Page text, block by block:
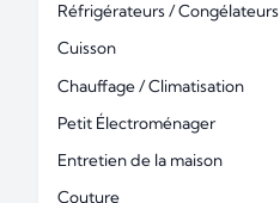
Réfrigérateurs / Congélateurs
Cuisson
Chauffage / Climatisation
Petit Électroménager
Entretien de la maison
Couture